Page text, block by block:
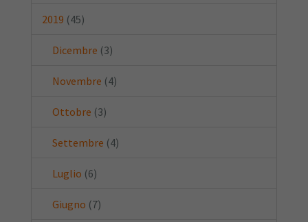
2019 (45)
Dicembre (3)
Novembre (4)
Ottobre (3)
Settembre (4)
Luglio (6)
Giugno (7)